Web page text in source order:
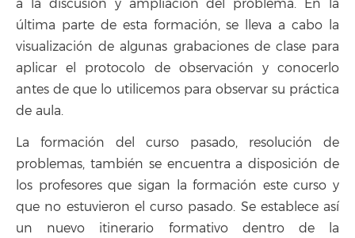
a la discusión y ampliación del problema. En la
última parte de esta formación, se lleva a cabo la
visualización de algunas grabaciones de clase para
aplicar el protocolo de observación y conocerlo
antes de que lo utilicemos para observar su práctica
de aula.
La formación del curso pasado, resolución de
problemas, también se encuentra a disposición de
los profesores que sigan la formación este curso y
que no estuvieron el curso pasado. Se establece así
un nuevo itinerario formativo dentro de la